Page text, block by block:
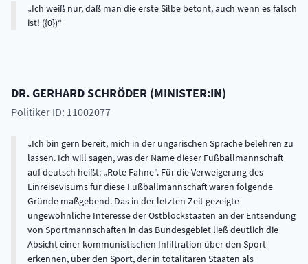
Ich weiß nur, daß man die erste Silbe betont, auch wenn es falsch
ist! ({0})
DR.GERHARDSCHRÖDER (MINISTER:IN)
Politiker ID: 11002077
Ich bin gern bereit, mich in der ungarischen Sprache belehren zu
lassen. Ich will sagen, was der Name dieser Fußballmannschaft
auf deutsch heißt: „Rote Fahne". Für die Verweigerung des
Einreisevisums für diese Fußballmannschaft waren folgende
Gründe maßgebend. Das in der letzten Zeit gezeigte
ungewöhnliche Interesse der Ostblockstaaten an der Entsendung
von Sportmannschaften in das Bundesgebiet ließ deutlich die
Absicht einer kommunistischen Infiltration über den Sport
erkennen, über den Sport, der in totalitären Staaten als